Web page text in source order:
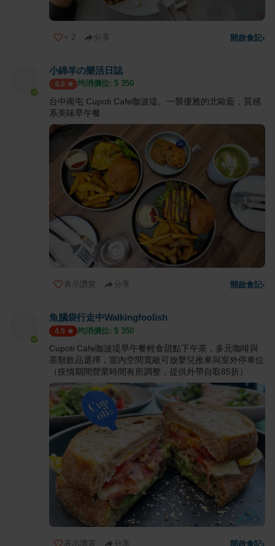
+ 2 分享 開啟食記›
小綿羊の樂活日誌
4.0 均消價位: $ 350
台中南屯 Cupoti Cafe咖波堤。一襲優雅的北歐藍，質感
系美味早午餐
表示讚賞 分享 開啟食記›
魚腦袋行走中Walkingfoolish
4.5 均消價位: $ 350
Cupoti Cafe咖波堤早午餐輕食甜點下午茶，多元咖啡與
茶類飲品選擇，室內空間寬敞可放嬰兒推車與室外停車位
（疫情期間營業時間有所調整，提供外帶自取85折）
表示讚賞 分享 開啟食記